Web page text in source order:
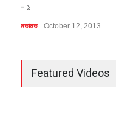
- ১
মতামত October 12, 2013
Featured Videos